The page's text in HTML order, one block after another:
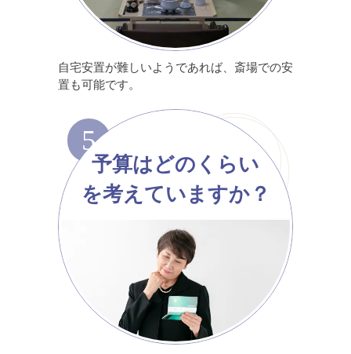
自宅安置が難しいようであれば、斎場での安
置も可能です。
5
予算はどのくらい
を考えていますか？